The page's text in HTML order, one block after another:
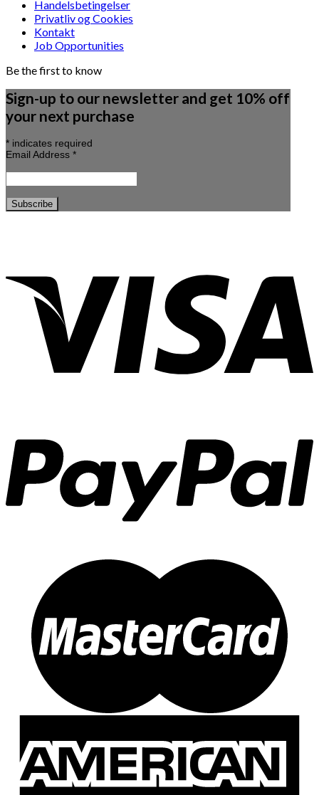
Handelsbetingelser
Privatliv og Cookies
Kontakt
Job Opportunities
Be the first to know
Sign-up to our newsletter and get 10% off
your next purchase
* indicates required
Email Address *